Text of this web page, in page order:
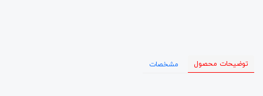
توضیحات محصول مشخصات